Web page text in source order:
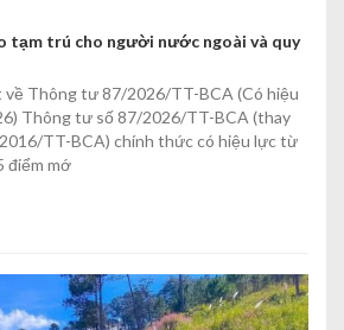
tạm trú cho người nước ngoài và quy
về Thông tư 87/2026/TT-BCA (Có hiệu
Thông tư số 87/2026/TT-BCA (thay
TT-BCA) chính thức có hiệu lực từ
điểm mớ